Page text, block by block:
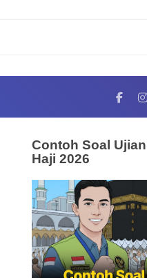
Contoh Soal
Haji 2026